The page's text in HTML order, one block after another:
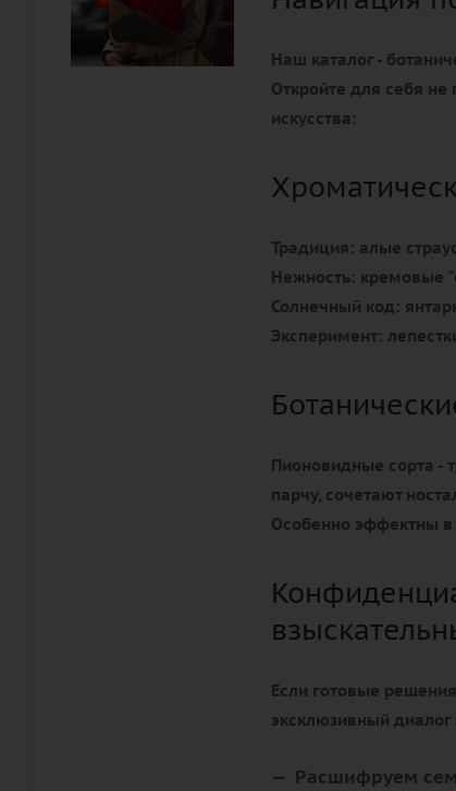
Наш каталог -
Откройте для себя
искусства:
Традиция: алые
Нежность: кремовые
Солнечный код:
Эксперимент:
Пионовидные сорта
парчу, сочетают
Особенно эффектны
Если готовые
эксклюзивный
Расшифруем